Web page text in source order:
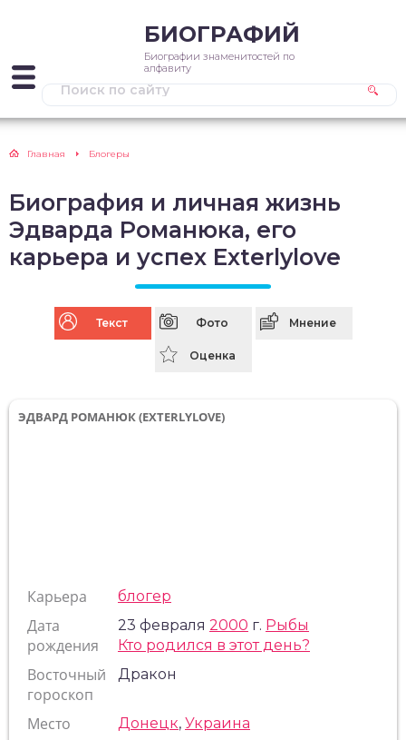
БИОГРАФИЙ
Биографии знаменитостей по
алфавиту
Главная Блогеры
Биография и личная жизнь
Эдварда Романюка, его
карьера и успех Exterlylove
Текст Фото Мнение
Оценка
ЭДВАРД РОМАНЮК (EXTERLYLOVE)
Карьера блогер
Дата
рождения
23 февраля 2000 г. Рыбы
Кто родился в этот день?
Восточный
гороскоп
Дракон
Место
Донецк, Украина